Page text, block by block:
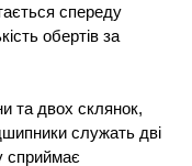
спереду
обертів за
та двох склянок,
служать дві
сприймає